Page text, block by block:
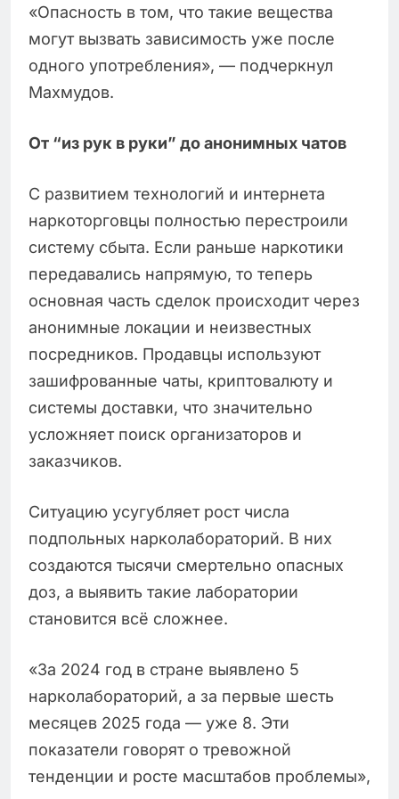
«Опасность в том, что такие вещества
могут вызвать зависимость уже после
одного употребления», — подчеркнул
Махмудов.
От “из рук в руки” до анонимных чатов
С развитием технологий и интернета
наркоторговцы полностью перестроили
систему сбыта. Если раньше наркотики
передавались напрямую, то теперь
основная часть сделок происходит через
анонимные локации и неизвестных
посредников. Продавцы используют
зашифрованные чаты, криптовалюту и
системы доставки, что значительно
усложняет поиск организаторов и
заказчиков.
Ситуацию усугубляет рост числа
подпольных нарколабораторий. В них
создаются тысячи смертельно опасных
доз, а выявить такие лаборатории
становится всё сложнее.
«За 2024 год в стране выявлено 5
нарколабораторий, а за первые шесть
месяцев 2025 года — уже 8. Эти
показатели говорят о тревожной
тенденции и росте масштабов проблемы»,